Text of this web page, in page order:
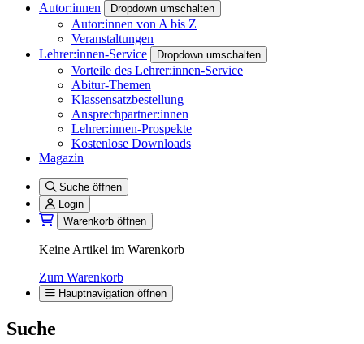
Autor:innen
Dropdown umschalten
Autor:innen von A bis Z
Veranstaltungen
Lehrer:innen-Service
Dropdown umschalten
Vorteile des Lehrer:innen-Service
Abitur-Themen
Klassensatzbestellung
Ansprechpartner:innen
Lehrer:innen-Prospekte
Kostenlose Downloads
Magazin
Suche öffnen
Login
Warenkorb öffnen
Keine Artikel im Warenkorb
Zum Warenkorb
Hauptnavigation öffnen
Suche